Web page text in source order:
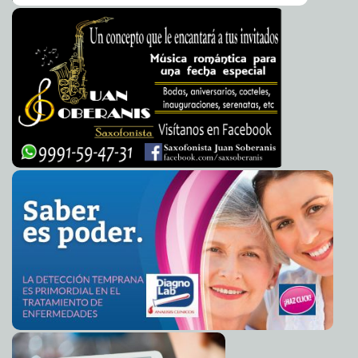
2013-03-11 12:06:13 Juegos de guerra: Inician maniobras militares EE. UU.-
Corea del SurA7
2013-03-11 09:04:03 Candidatean a Susan Rice para asesora de Seguridad
Nacional de Obama
2013-03-11 08:46:47 El Gran Colisionador de Hadrones sí puede crear
agujeros negros
2013-03-11 08:13:14 Por qué el miedo y el estrés suprimen el dolor
2013-03-11 08:01:18 Completamente nulo el armisticio entre las dos Coreas
2013-03-11 05:53:20 FILEY: la Comuna dona $30,000 para fomentar la
lectura entre la juventud A7
Reactiva Ayuntamiento 110 Consejos de Participación
Ciudadana
2013-03-11 05:36:09 'Pueden seguir haciendo el ruido que quieran':
Norberto a víctimas de sacerdotes pederastas Mari Tere Menéndez Monforte
2013-03-10 22:45:20 Al fin atienden el drenaje del Mercado de Santiago A7
2013-03-10 22:29:31 Persiguió a su amasio para matarlo a cuchilladas: lo
consiguió Mari Tere Menéndez Monforte
2013-03-10 22:27:38 'Kiko' Vega, candidato del PAN a gobernador de Baja
California A7
2013-03-10 21:27:25 Diputado verde plantea regular extracción de minerales
en la costa A7